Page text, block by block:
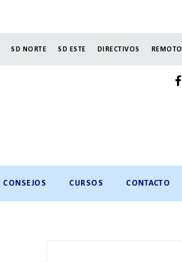
SD NORTE SD ESTE DIRECTIVOS REMOTO
CONSEJOS CURSOS CONTACTO